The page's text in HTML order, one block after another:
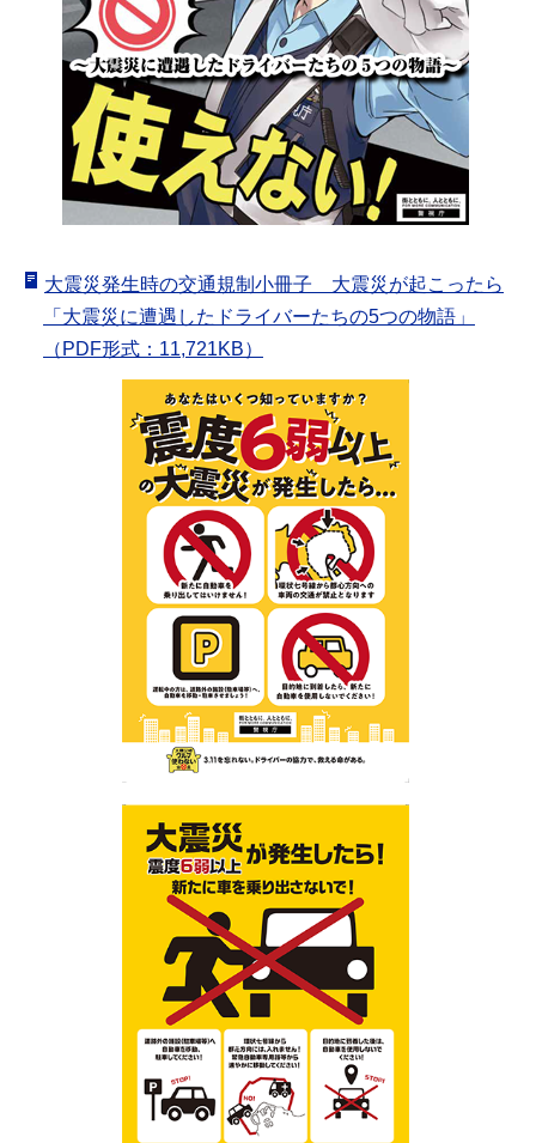
大震災発生時の交通規制小冊子 大震災が起こったら
「大震災に遭遇したドライバーたちの5つの物語」
（PDF形式：11,721KB）